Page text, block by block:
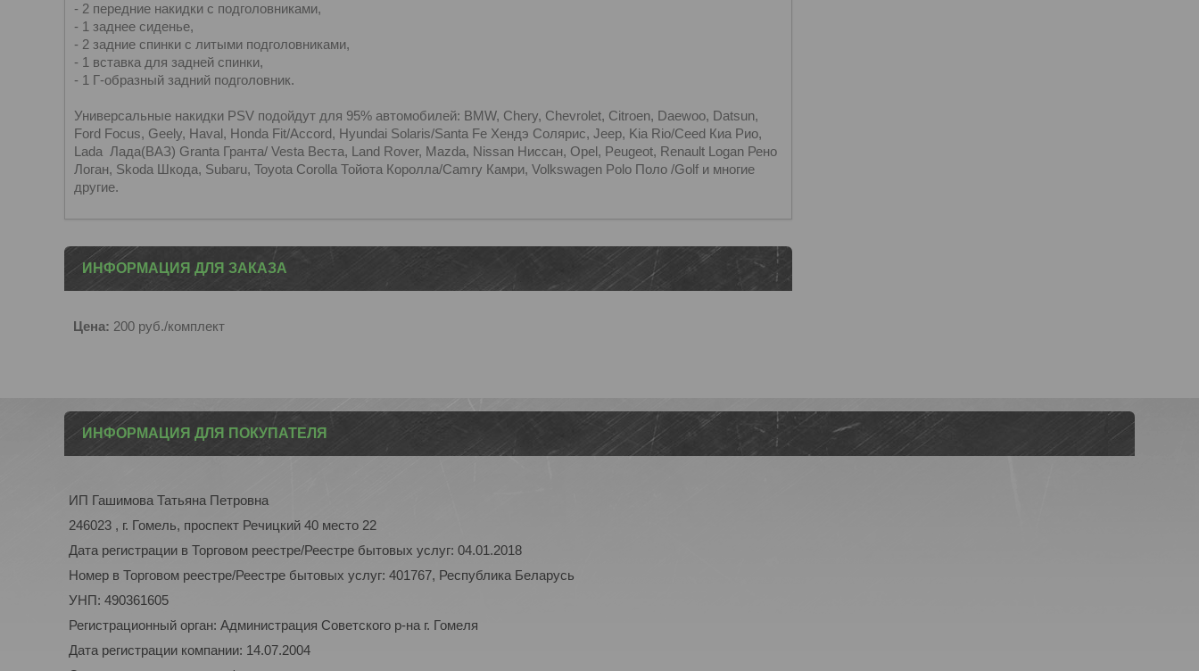
- 2 передние накидки с подголовниками,
- 1 заднее сиденье,
- 2 задние спинки с литыми подголовниками,
- 1 вставка для задней спинки,
- 1 Г-образный задний подголовник.
Универсальные накидки PSV подойдут для 95% автомобилей: BMW, Chery, Chevrolet, Citroen, Daewoo, Datsun,
Ford Focus, Geely, Haval, Honda Fit/Accord, Hyundai Solaris/Santa Fe Хендэ Солярис, Jeep, Kia Rio/Ceed Киа Рио,
Lada Лада(ВАЗ) Granta Гранта/ Vesta Веста, Land Rover, Mazda, Nissan Ниссан, Opel, Peugeot, Renault Logan Рено
Логан, Skoda Шкода, Subaru, Toyota Corolla Тойота Королла/Camry Камри, Volkswagen Polo Поло /Golf и многие
другие.
ИНФОРМАЦИЯ ДЛЯ ЗАКАЗА
Цена: 200 руб./комплект
ИНФОРМАЦИЯ ДЛЯ ПОКУПАТЕЛЯ
ИП Гашимова Татьяна Петровна
246023 , г. Гомель, проспект Речицкий 40 место 22
Дата регистрации в Торговом реестре/Реестре бытовых услуг: 04.01.2018
Номер в Торговом реестре/Реестре бытовых услуг: 401767, Республика Беларусь
УНП: 490361605
Регистрационный орган: Администрация Советского р-на г. Гомеля
Дата регистрации компании: 14.07.2004